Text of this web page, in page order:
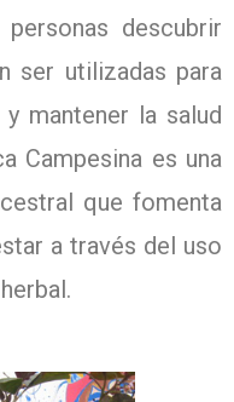
descubrir
ser utilizadas para
mantener la salud
Campesina es una
que fomenta
a través del uso